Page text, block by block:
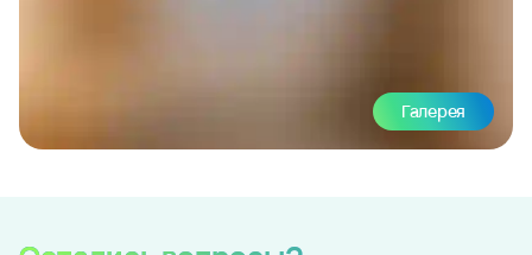
Галерея